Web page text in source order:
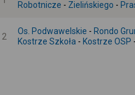
Robotnicze - Zielińskiego -
2
Os. Podwawelskie - Rondo
Kostrze Szkoła - Kostrze OSP -